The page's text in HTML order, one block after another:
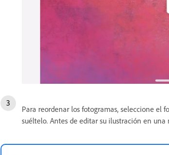
Para reordenar los fotogramas, seleccione el
suéltelo. Antes de editar su ilustración en